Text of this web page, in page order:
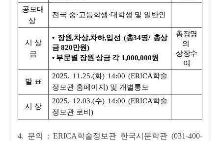
공모대
상
전국 중·고등학생·대학생 및 일반인
시 상
금
• 장원,차상,차하,입선 (총34명/ 총상
금 820만원)
• 부문별 장원 상금 각 1,000,000원
총장명
의
상장수
여
발 표
2025. 11.25.(화) 14:00 (ERICA학술
정보관 홈페이지) 및 개별통보
시 상
2025. 12.03.(수) 14:00 (ERICA학술
정보관 로비)
4. 문의 : ERICA학술정보관 한국시문학관 (031-400-